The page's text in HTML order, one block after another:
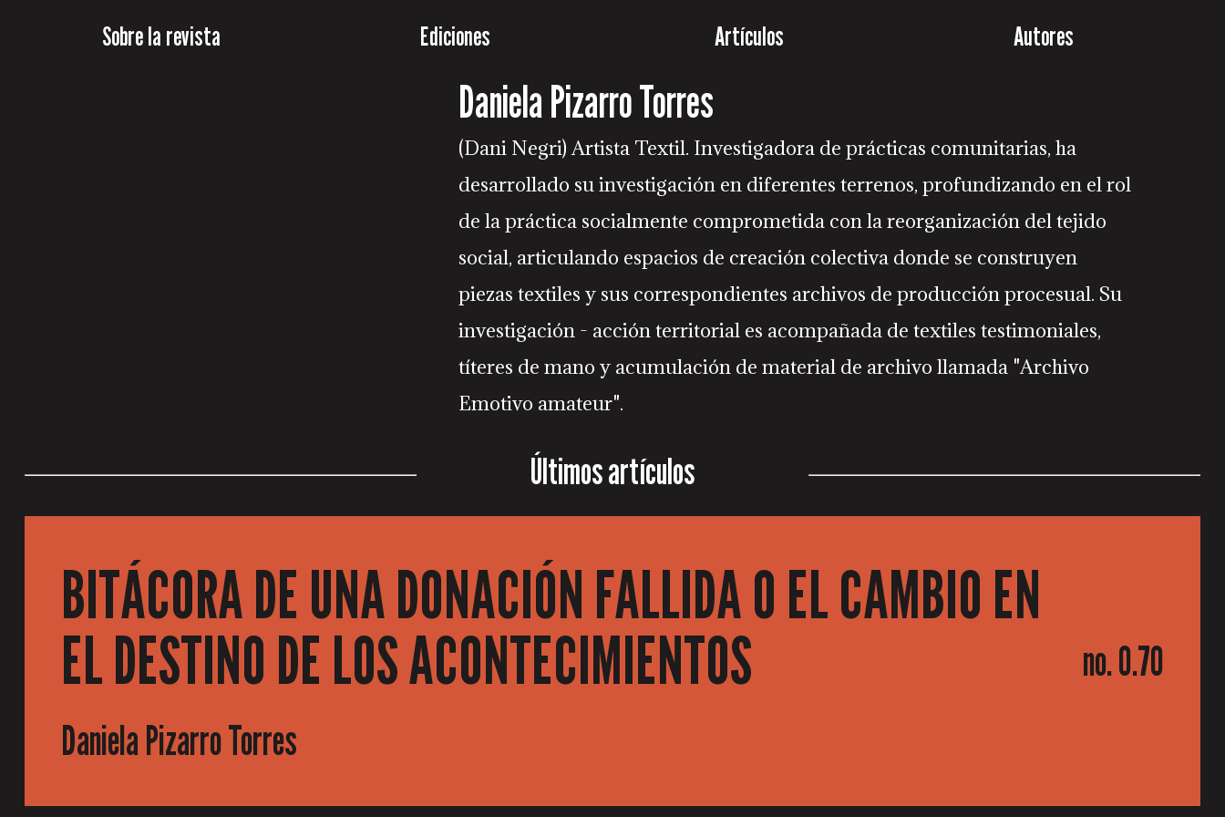
Sobre la revista Ediciones Artículos Autores
Daniela Pizarro Torres
(Dani Negri) Artista Textil. Investigadora de prácticas comunitarias, ha
desarrollado su investigación en diferentes terrenos, profundizando en el rol
de la práctica socialmente comprometida con la reorganización del tejido
social, articulando espacios de creación colectiva donde se construyen
piezas textiles y sus correspondientes archivos de producción procesual. Su
investigación - acción territorial es acompañada de textiles testimoniales,
títeres de mano y acumulación de material de archivo llamada "Archivo
Emotivo amateur".
Últimos artículos
BITÁCORA DE UNA DONACIÓN FALLIDA O EL CAMBIO EN
EL DESTINO DE LOS ACONTECIMIENTOS
Daniela Pizarro Torres
no. 0.70